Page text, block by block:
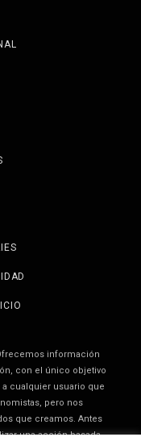
información
con el único objetivo
cualquier usuario que
pero nos
que creamos. Antes